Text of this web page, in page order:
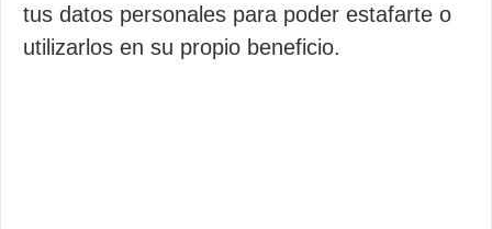
tus datos personales para poder estafarte o
utilizarlos en su propio beneficio.